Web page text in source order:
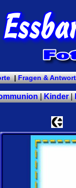
|Fragen &
|Kinder|